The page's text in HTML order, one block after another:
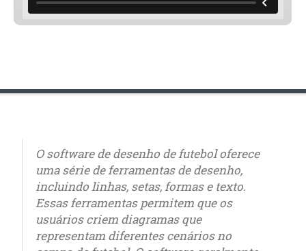
O software de desenho de futebol oferece
uma série de ferramentas de desenho,
incluindo linhas, setas, formas e texto.
Essas ferramentas permitem que os
usuários criem diagramas que
representam diferentes cenários no